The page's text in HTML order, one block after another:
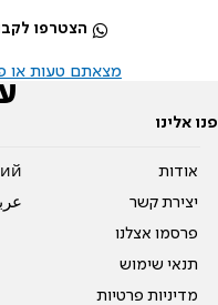
הצטרפו
מצאתם טעות או
פנו אלינו
אודות
יצירת קשר
פרסמו אצלנו
תנאי שימוש
מדיניות פרטיות